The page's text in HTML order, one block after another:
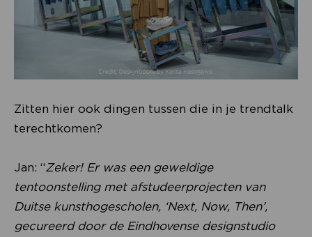
Zitten hier ook dingen tussen die in je trendtalk
terechtkomen?
Jan: “Zeker! Er was een geweldige
tentoonstelling met afstudeerprojecten van
Duitse kunsthogescholen, ‘Next, Now, Then’,
gecureerd door de Eindhovense designstudio